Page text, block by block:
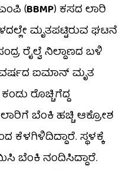
(BBMP) ಕಸದ ಲಾರಿ
ಮೃತಪಟ್ಟಿರುವ ಘಟನೆ
ರೈಲ್ವೆ ನಿಲ್ದಾಣದ ಬಳಿ
ವರ್ಷದ ಐಮಾನ್ ಮೃತ
ರೊಚ್ಚಿಗೆದ್ದ
ಬೆಂಕಿ ಹಚ್ಚಿ ಆಕ್ರೋಶ
ಕೆಳಗಿಳಿದಿದ್ದಾರೆ. ಸ್ಥಳಕ್ಕೆ
ಬೆಂಕಿ ನಂದಿಸಿದ್ದಾರೆ.